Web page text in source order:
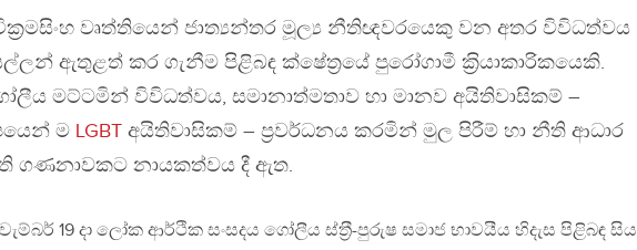
වෘත්තියෙන් ජාත්‍යන්තර මූල්‍ය නීතිඥවරයෙකු වන අතර විවිධත්වය
ඇතුළත් කර ගැනීම පිළිබඳ ක්ෂේත‍්‍රයේ පුරෝගාමී ක‍්‍රියාකාරිකයෙකි.
මට්ටමින් විවිධත්වය, සමානාත්මතාව හා මානව අයිතිවාසිකම් –
ම LGBT අයිතිවාසිකම් – ප‍්‍රවර්ධනය කරමින් මුල පිරීම් හා නීති ආධාර
ගණනාවකට නායකත්වය දී ඇත.
19 දා ලෝක ආර්ථික සංසදය ගෝලීය ස්ත‍්‍රී-පුරුෂ සමාජ භාවයීය හිදැස පිළිබඳ සිය